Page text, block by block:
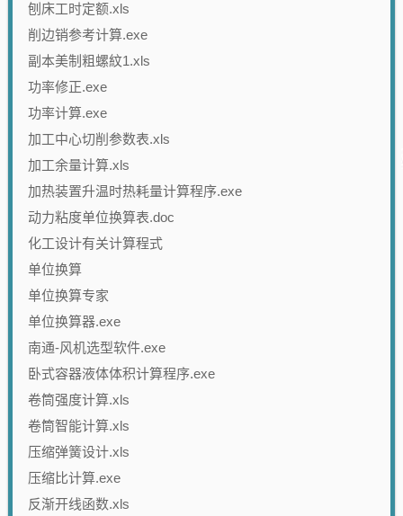
刨床工时定额.xls
削边销参考计算.exe
副本美制粗螺紋1.xls
功率修正.exe
功率计算.exe
加工中心切削参数表.xls
加工余量计算.xls
加热装置升温时热耗量计算程序.exe
动力粘度单位换算表.doc
化工设计有关计算程式
单位换算
单位换算专家
单位换算器.exe
南通-风机选型软件.exe
卧式容器液体体积计算程序.exe
卷筒强度计算.xls
卷筒智能计算.xls
压缩弹簧设计.xls
压缩比计算.exe
反渐开线函数.xls